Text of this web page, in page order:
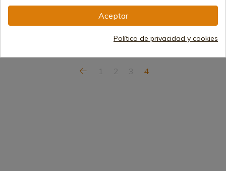
65,59 € 29,94 €
1 2 3 4
Aceptar
Política de privacidad y cookies